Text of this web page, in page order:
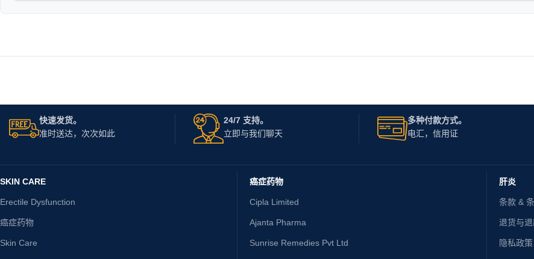
快速发货。
准时送达，次次如此
24/7 支持。
立即与我们聊天
多种付款方式。
电汇，信用证
SKIN CARE
Erectile Dysfunction
癌症药物
Skin Care
癌症药物
Cipla Limited
Ajanta Pharma
Sunrise Remedies Pvt Ltd
肝炎
条款 &
退货与
隐私政策